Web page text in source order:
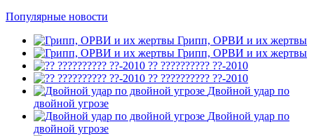
Популярные новости
Грипп, ОРВИ и их жертвы
Грипп, ОРВИ и их жертвы
?? ?????????? ??-2010
?? ?????????? ??-2010
Двойной удар по
двойной угрозе
Двойной удар по
двойной угрозе